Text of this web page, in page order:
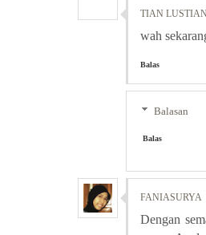
TIAN
wah
Balas
Balasan
Balas
FANIASURYA
Dengan